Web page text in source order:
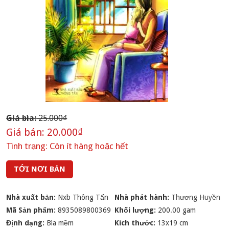
Giá bìa:25.000₫
Giá bán: 20.000₫
Tình trạng: Còn ít hàng hoặc hết
TỚI NƠI BÁN
Nhà xuất bản: Nxb Thông Tấn Nhà phát hành: Thương Huyền
Mã Sản phẩm:8935089800369 Khối lượng: 200.00 gam
Định dạng: Bìa mềm Kích thước: 13x19 cm